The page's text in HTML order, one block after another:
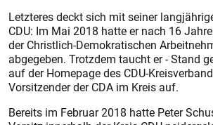
Letzteres deckt sich mit seiner
CDU: Im Mai 2018 hatte er nach 16
der Christlich-Demokratischen
abgegeben. Trotzdem taucht er - Stand
auf der Homepage des CDU-
Vorsitzender der CDA im Kreis auf.
Bereits im Februar 2018 hatte Peter